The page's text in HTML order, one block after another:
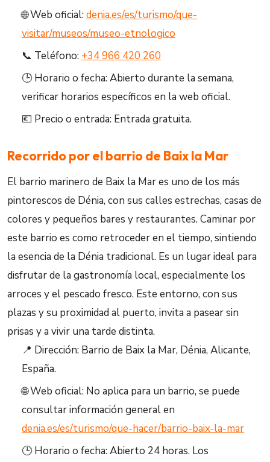
🌐 Web oficial:denia.es/es/turismo/que-
visitar/museos/museo-etnologico
📞 Teléfono: +34 966 420 260
🕒 Horario o fecha: Abierto durante la semana,
verificar horarios específicos en la web oficial.
💶 Precio o entrada: Entrada gratuita.
Recorrido por el barrio de Baix la Mar
El barrio marinero de Baix la Mar es uno de los más
pintorescos de Dénia, con sus calles estrechas, casas de
colores y pequeños bares y restaurantes. Caminar por
este barrio es como retroceder en el tiempo, sintiendo
la esencia de la Dénia tradicional. Es un lugar ideal para
disfrutar de la gastronomía local, especialmente los
arroces y el pescado fresco. Este entorno, con sus
plazas y su proximidad al puerto, invita a pasear sin
prisas y a vivir una tarde distinta.
📍 Dirección: Barrio de Baix la Mar, Dénia, Alicante,
España.
🌐 Web oficial: No aplica para un barrio, se puede
consultar información general en
denia.es/es/turismo/que-hacer/barrio-baix-la-mar
🕒 Horario o fecha: Abierto 24 horas. Los